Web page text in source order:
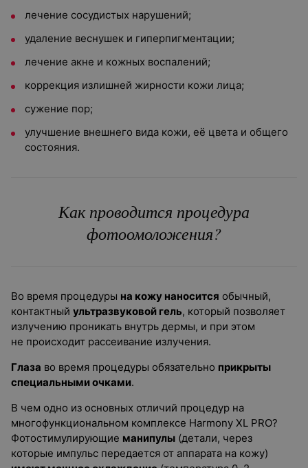
лечение сосудистых нарушений;
удаление веснушек и гиперпигментации;
лечение акне и кожных воспалений;
коррекция излишней жирности кожи лица;
сужение пор;
улучшение внешнего вида кожи, её цвета и общего
состояния.
Как проводится процедура
фотоомоложения?
Во время процедуры на кожу наносится обычный,
контактный ультразвуковой гель, который позволяет
излучению проникать внутрь дермы, и при этом
не происходит рассеивание излучения.
Глаза во время процедуры обязательно прикрыты
специальными очками.
В чем одно из основных отличий процедур на
многофункциональном комплексе Harmony XL PRO?
Фотостимулирующие манипулы (детали, через
которые импульс передается от аппарата на кожу)